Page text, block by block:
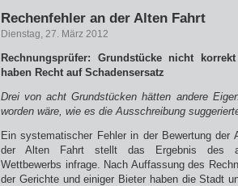
Rechenfehler an der Alten Fahrt
Dienstag, 27. März 2012
Rechnungsprüfer: Grundstücke nicht
haben Recht auf Schadensersatz
Drei von acht Grundstücken hätten andere
worden wäre, wie es die Ausschreibung
Ein systematischer Fehler in der Bewertung der
der Alten Fahrt stellt das Ergebnis des
Wettbewerbs infrage. Nach Auffassung des
der Gerichte und einiger Bieter haben die Stadt